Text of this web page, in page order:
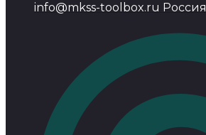
info@mkss-toolbox.ru Россия